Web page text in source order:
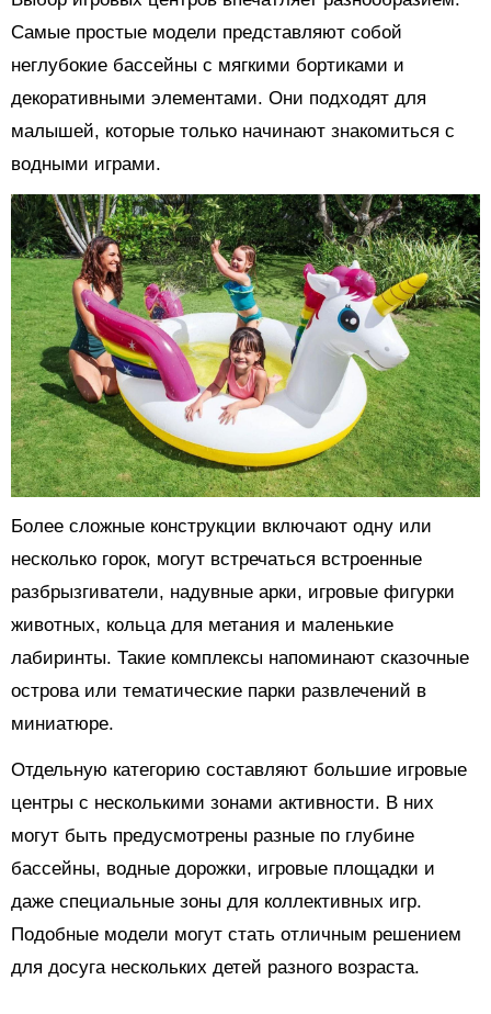
Самые простые модели представляют собой
неглубокие бассейны с мягкими бортиками и
декоративными элементами. Они подходят для
малышей, которые только начинают знакомиться с
водными играми.
Более сложные конструкции включают одну или
несколько горок, могут встречаться встроенные
разбрызгиватели, надувные арки, игровые фигурки
животных, кольца для метания и маленькие
лабиринты. Такие комплексы напоминают сказочные
острова или тематические парки развлечений в
миниатюре.
Отдельную категорию составляют большие игровые
центры с несколькими зонами активности. В них
могут быть предусмотрены разные по глубине
бассейны, водные дорожки, игровые площадки и
даже специальные зоны для коллективных игр.
Подобные модели могут стать отличным решением
для досуга нескольких детей разного возраста.